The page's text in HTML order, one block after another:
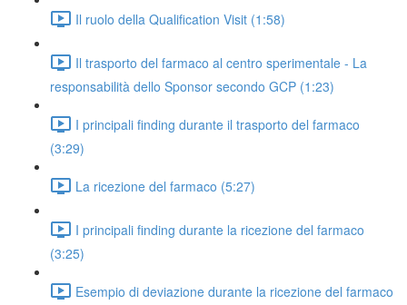
Il ruolo della Qualification Visit (1:58)
Il trasporto del farmaco al centro sperimentale - La
responsabilità dello Sponsor secondo GCP (1:23)
I principali finding durante il trasporto del farmaco
(3:29)
La ricezione del farmaco (5:27)
I principali finding durante la ricezione del farmaco
(3:25)
Esempio di deviazione durante la ricezione del farmaco